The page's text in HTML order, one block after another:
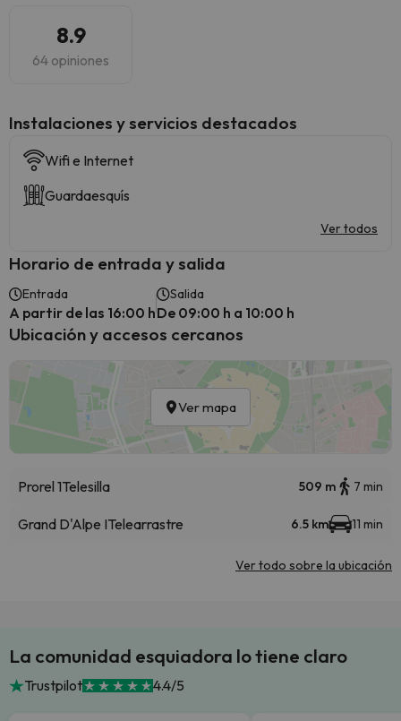
8.9
64 opiniones
Instalaciones y servicios destacados
Wifi e Internet
Guardaesquís
Ver todos
Horario de entrada y salida
Entrada
A partir de las 16:00 h
Salida
De 09:00 h a 10:00 h
Ubicación y accesos cercanos
Ver mapa
Prorel 1Telesilla 509 m 7 min
Grand D'Alpe ITelearrastre 6.5 km 11 min
Ver todo sobre la ubicación
La comunidad esquiadora lo tiene claro
Trustpilot 4.4/5